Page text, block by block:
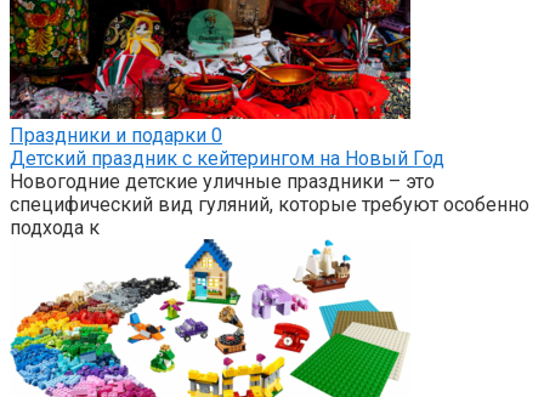
Праздники и подарки 0
Детский праздник с кейтерингом на Новый Год
Новогодние детские уличные праздники – это
специфический вид гуляний, которые требуют особенно
подхода к